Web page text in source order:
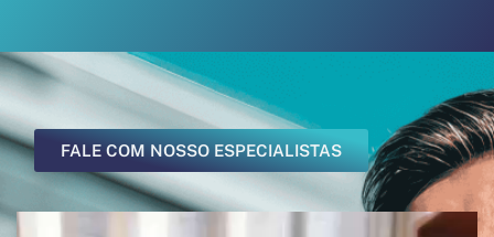
FALE COM NOSSO ESPECIALISTAS